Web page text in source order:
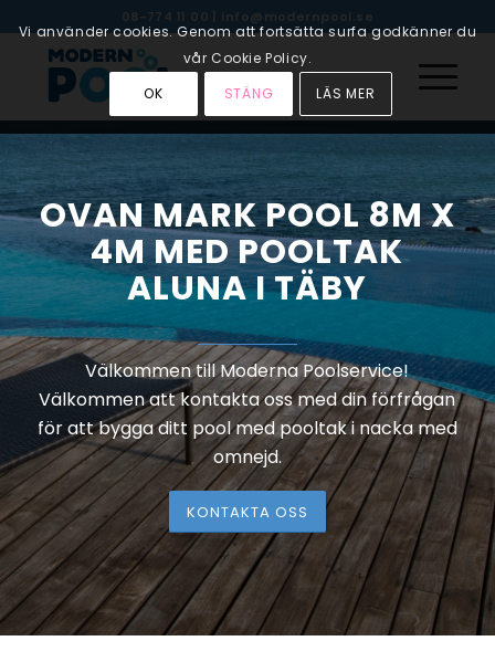
08-774 11 00 | info@modernpool.se
OVAN MARK POOL 8M X
4M MED POOLTAK
ALUNA I TÄBY
Välkommen till Moderna Poolservice!
Välkommen att kontakta oss med din förfrågan
för att bygga ditt pool med pooltak i nacka med
omnejd.
KONTAKTA OSS
Vi använder cookies. Genom att fortsätta surfa godkänner du
vår Cookie Policy.
OK
STÄNG LÄS MER